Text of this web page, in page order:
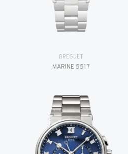
BREGUET
MARINE 5517